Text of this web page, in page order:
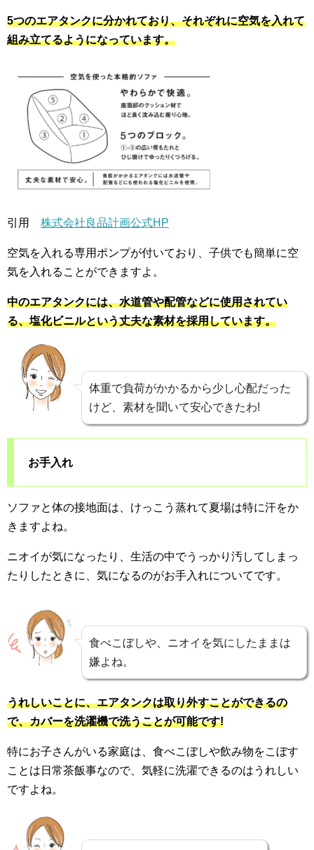
5つのエアタンクに分かれており、それぞれに空気を入れて
組み立てるようになっています。
引用 株式会社良品計画公式HP
空気を入れる専用ポンプが付いており、子供でも簡単に空
気を入れることができますよ。
中のエアタンクには、水道管や配管などに使用されてい
る、塩化ビニルという丈夫な素材を採用しています。
体重で負荷がかかるから少し心配だった
けど、素材を聞いて安心できたわ!
お手入れ
ソファと体の接地面は、けっこう蒸れて夏場は特に汗をか
きますよね。
ニオイが気になったり、生活の中でうっかり汚してしまっ
たりしたときに、気になるのがお手入れについてです。
食べこぼしや、ニオイを気にしたままは
嫌よね。
うれしいことに、エアタンクは取り外すことができるの
で、カバーを洗濯機で洗うことが可能です!
特にお子さんがいる家庭は、食べこぼしや飲み物をこぼす
ことは日常茶飯事なので、気軽に洗濯できるのはうれしい
ですよね。